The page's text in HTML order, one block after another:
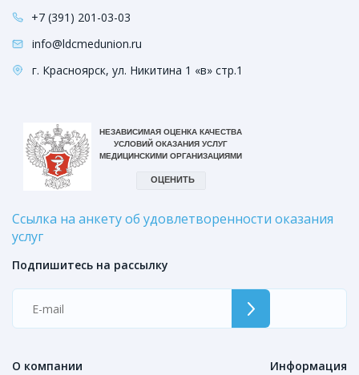
+7 (391) 201-03-03
info@ldcmedunion.ru
г. Красноярск, ул. Никитина 1 «в» стр.1
Ссылка на анкету об удовлетворенности оказания
услуг
О компании
Информация
Подпишитесь на рассылку